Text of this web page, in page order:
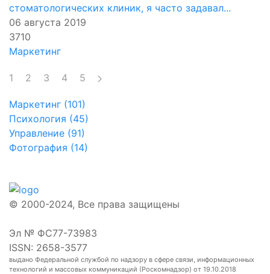
стоматологических клиник, я часто задавал...
06 августа 2019
3710
Маркетинг
1 2 3 4 5
Маркетинг (101)
Психология (45)
Управление (91)
Фотография (14)
© 2000-2024, Все права защищены
Эл № ФС77-73983
ISSN: 2658-3577
выдано Федеральной службой по надзору в сфере связи, информационных
технологий и массовых коммуникаций (Роскомнадзор) от 19.10.2018